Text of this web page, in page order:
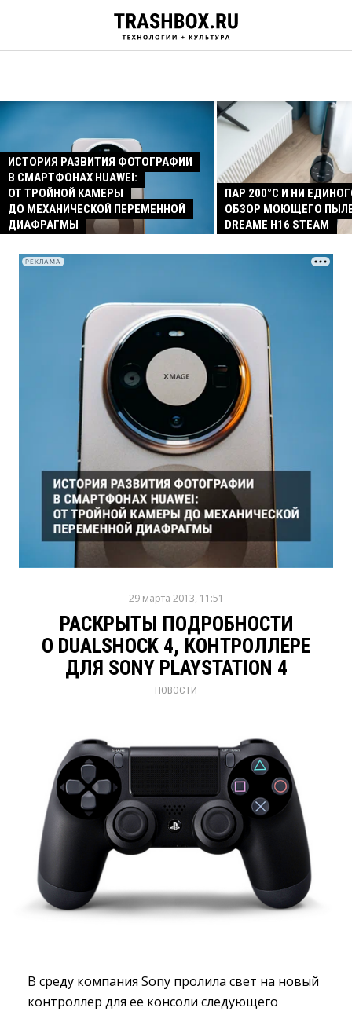
ИСТОРИЯ РАЗВИТИЯ ФОТОГРАФИИ
В СМАРТФОНАХ HUAWEI:
ОТ ТРОЙНОЙ КАМЕРЫ
ДО МЕХАНИЧЕСКОЙ ПЕРЕМЕННОЙ
ДИАФРАГМЫ
ПАР 200°C И НИ
ОБЗОР МОЮЩЕГО
DREAME H16 STEAM
РЕКЛАМА
29 марта 2013, 11:51
РАСКРЫТЫ ПОДРОБНОСТИ
О DUALSHOCK 4, КОНТРОЛЛЕРЕ
ДЛЯ SONY PLAYSTATION 4
НОВОСТИ
В среду компания Sony пролила свет на новый
контроллер для ее консоли следующего